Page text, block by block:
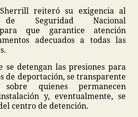
reiteró su exigencia al
de Seguridad Nacional
para que garantice atención
adecuados a todas las
se detengan las presiones para
de deportación, se transparente
quienes permanecen
y, eventualmente, se
centro de detención.